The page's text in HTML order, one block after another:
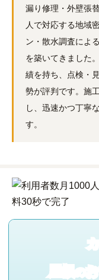
漏り修理・外壁張
人で対応する地域
ン・散水調査によ
を築いてきました
績を持ち、点検・
勢が評判です。施
し、迅速かつ丁寧
す。
屋根 の